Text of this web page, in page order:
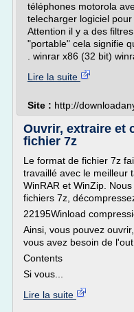
téléphones motorola
telecharger logiciel
Attention il y a des
"portable" cela signifie
. winrar x86 (32 bit)
Lire la suite
Site : http://
Ouvrir, extraire et
fichier 7z
Le format de fichier 7z
travaillé avec le meilleur
WinRAR et WinZip.
fichiers 7z,
22195Winload
Ainsi, vous pouvez
vous avez besoin de
Contents
Si vous...
Lire la suite